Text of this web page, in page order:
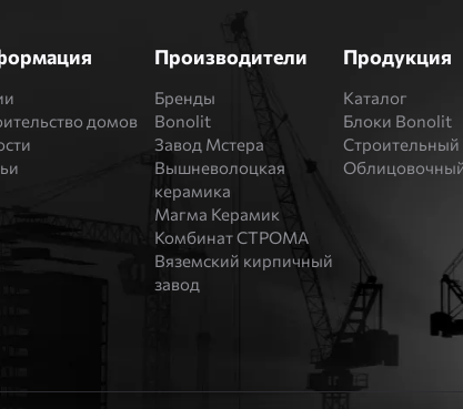
домов
Производители
Бренды
Bonolit
Завод Мстера
Вышневолоцкая
керамика
Магма Керамик
Комбинат СТРОМА
Вяземский кирпичный
завод
Продукция
Каталог
Блоки Bonolit
Строительный